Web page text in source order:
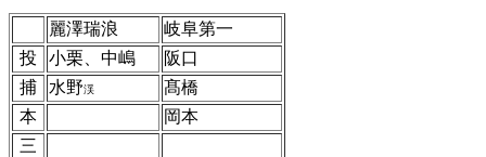
麗澤瑞浪
岐阜第一
投
小栗、中嶋
阪口
捕
水野渓
髙橋
本
岡本
三